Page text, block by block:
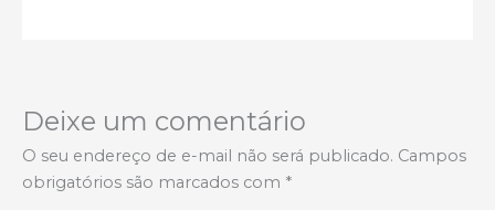
Deixe um comentário
O seu endereço de e-mail não será publicado. Campos
obrigatórios são marcados com *